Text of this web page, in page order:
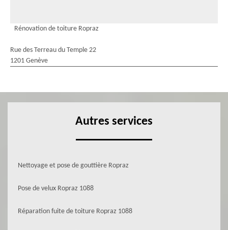
Rénovation de toiture Ropraz
Rue des Terreau du Temple 22
1201 Genève
Autres services
Nettoyage et pose de gouttière Ropraz
Pose de velux Ropraz 1088
Réparation fuite de toiture Ropraz 1088